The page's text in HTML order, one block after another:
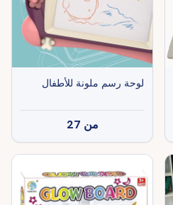
لوحة رسم ملونة للأطفال
من 27